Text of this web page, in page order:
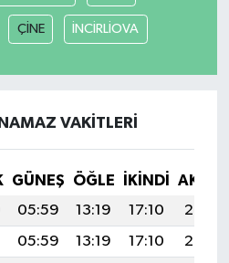
ÇİNE İNCİRLİOVA
VAKITLERI
GÜNEŞ ÖĞLE İKINDI
05:59 13:19 17:10
20:30
05:59 13:19 17:10
20:29